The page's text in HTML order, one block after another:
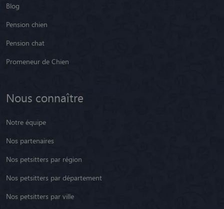
Blog
Pension chien
Pension chat
Promeneur de Chien
Nous connaître
Notre équipe
Nos partenaires
Nos petsitters par région
Nos petsitters par département
Nos petsitters par ville